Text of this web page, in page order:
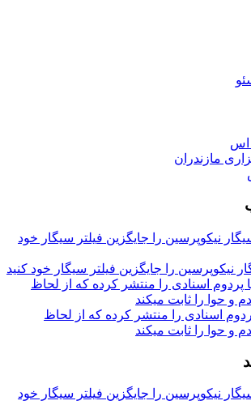
اس
مازندران
نیکوپرسین را جایگزین فیلتر سیگار خود کنید
اسنادی را منتشر کرده که از لحاظ
و حوا را ثابت میکند